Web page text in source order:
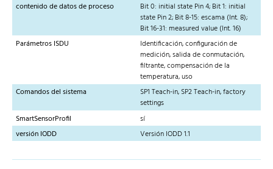
contenido de datos de proceso
Bit 0: initial state Pin 4; Bit 1: initial
state Pin 2; Bit 8-15: escama (Int. 8);
Bit 16-31: measured value (Int. 16)
Parámetros ISDU
Identificación, configuración de
medición, salida de conmutación,
filtrante, compensación de la
temperatura, uso
Comandos del sistema
SP1 Teach-in, SP2 Teach-in, factory
settings
SmartSensorProfil
sí
versión IODD
Versión IODD 1.1